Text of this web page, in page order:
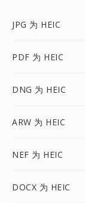
JPG 为 HEIC
PDF 为 HEIC
DNG 为 HEIC
ARW 为 HEIC
NEF 为 HEIC
DOCX 为 HEIC